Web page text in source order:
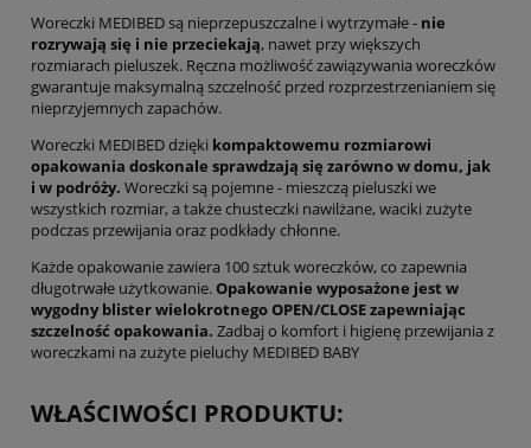
Woreczki MEDIBED są nieprzepuszczalne i wytrzymałe - nie
rozrywają się i nie przeciekają, nawet przy większych
rozmiarach pieluszek. Ręczna możliwość zawiązywania woreczków
gwarantuje maksymalną szczelność przed rozprzestrzenianiem się
nieprzyjemnych zapachów.
Woreczki MEDIBED dzięki kompaktowemu rozmiarowi
opakowania doskonale sprawdzają się zarówno w domu, jak
i w podróży. Woreczki są pojemne - mieszczą pieluszki we
wszystkich rozmiar, a także chusteczki nawilżane, waciki zużyte
podczas przewijania oraz podkłady chłonne.
Każde opakowanie zawiera 100 sztuk woreczków, co zapewnia
długotrwałe użytkowanie.Opakowanie wyposażone jest w
wygodny blister wielokrotnego OPEN/CLOSE zapewniając
szczelność opakowania. Zadbaj o komfort i higienę przewijania z
woreczkami na zużyte pieluchy MEDIBED BABY
WŁAŚCIWOŚCI PRODUKTU: